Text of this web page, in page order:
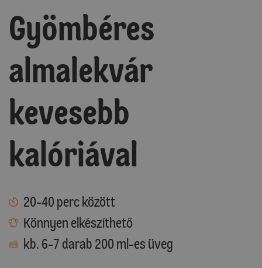
Gyömbéres
almalekvár
kevesebb
kalóriával
20-40 perc között
Könnyen elkészíthető
kb. 6-7 darab 200 ml-es üveg